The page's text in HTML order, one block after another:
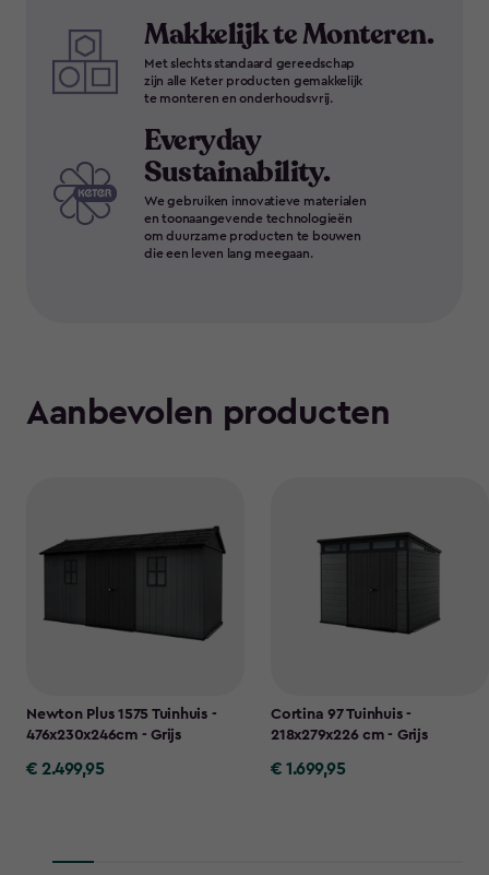
Makkelijk te Monteren.
Met slechts standaard gereedschap
zijn alle Keter producten gemakkelijk
te monteren en onderhoudsvrij.
Everyday
Sustainability.
We gebruiken innovatieve materialen
en toonaangevende technologieën
om duurzame producten te bouwen
die een leven lang meegaan.
Aanbevolen producten
Newton Plus 1575 Tuinhuis -
476x230x246cm - Grijs
€
€ 2.499,95
Cortina 97 Tuinhuis -
218x279x226 cm - Grijs
€
€ 1.699,95